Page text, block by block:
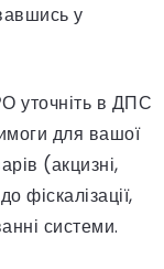
у
уточніть в ДПС
для вашої
(акцизні,
фіскалізації,
системи.